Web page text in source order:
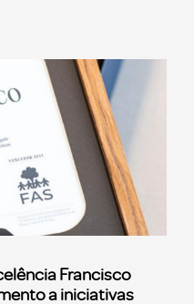
Francisco
a iniciativas